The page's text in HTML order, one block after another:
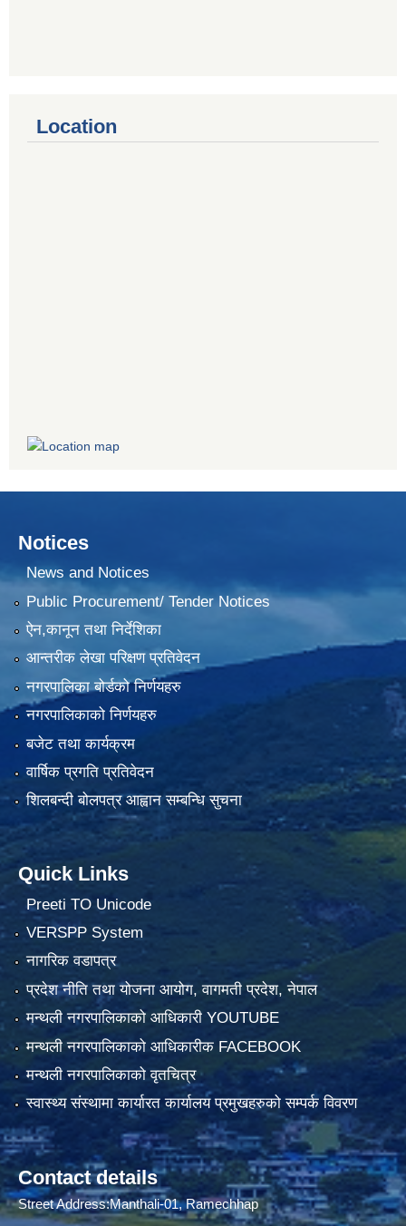
Location
Notices
News and Notices
Public Procurement/ Tender Notices
ऐन,कानून तथा निर्देशिका
आन्तरीक लेखा परिक्षण प्रतिवेदन
नगरपालिका बोर्डको निर्णयहरु
नगरपालिकाको निर्णयहरु
बजेट तथा कार्यक्रम
वार्षिक प्रगति प्रतिवेदन
शिलबन्दी बोलपत्र आह्वान सम्बन्धि सुचना
Quick Links
Preeti TO Unicode
VERSPP System
नागरिक वडापत्र
प्रदेश नीति तथा योजना आयोग, वागमती प्रदेश, नेपाल
मन्थली नगरपालिकाको आधिकारी YOUTUBE
मन्थली नगरपालिकाको आधिकारीक FACEBOOK
मन्थली नगरपालिकाको वृतचित्र
स्वास्थ्य संस्थामा कार्यारत कार्यालय प्रमुखहरुको सम्पर्क विवरण
Contact details
Street Address:Manthali-01, Ramechhap